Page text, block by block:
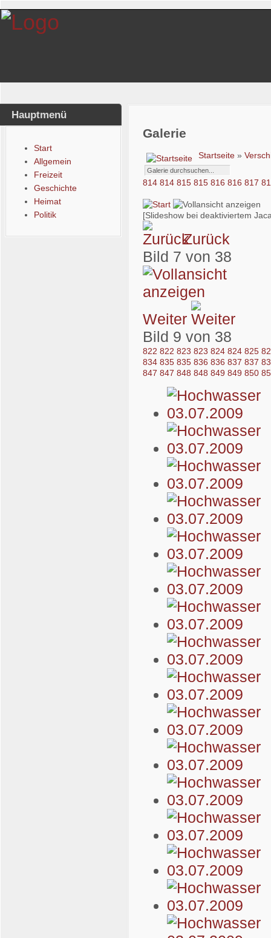
Hauptmenü
Start
Allgemein
Freizeit
Geschichte
Heimat
Politik
Galerie
Startseite »
814 814 815 815 816 816 817
[Slideshow bei deaktiviertem
Zurück
Bild 7 von 38
Weiter
Bild 9 von 38
822 822 823 823 824 824 825
834 835 835 836 836 837 837
847 847 848 848 849 849 850